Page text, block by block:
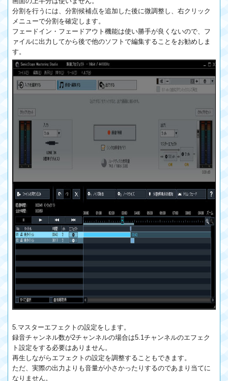
分割を行うには、分割候補点を追加した後に微調整し、右クリック
メニューで分割を確定します。
フェードイン・フェードアウト機能は使い勝手が良くないので、フ
ァイルに出力してから後で他のソフトで編集することをお勧めしま
す。
5.マスターエフェクトの設定をします。
録音チャンネル数が2チャンネルの場合は5.1チャンネルのエフェク
ト設定をする必要はありません。
再生しながらエフェクトの設定を調整することもできます。
ただ、実際の出力よりも音量が小さかったりするのであまり当てに
なりません。